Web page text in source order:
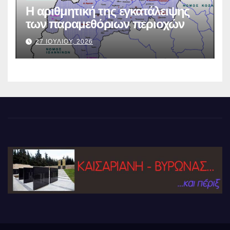
Η αριθμητική της εγκατάλειψης
των παραμεθόριων περιοχών
27 ΙΟΥΛΙΟΥ, 2026